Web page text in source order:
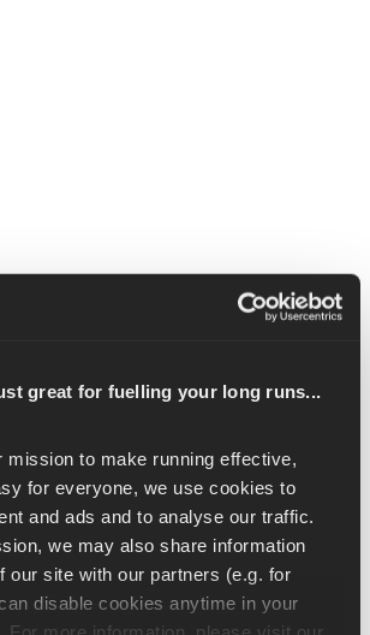
great for fuelling your long runs...
mission to make running effective,
for everyone, we use cookies to
and ads and to analyse our traffic.
we may also share information
our site with our partners (e.g. for
disable cookies anytime in your
traint de latissimus dorsi, trapezius,
op heupbreedte uit elkaar en licht
in een hoek van 45 graden en je armen op
elkaar terwijl je het gewicht van je keuze
trek je de stang naar de onderkant van je
je je ellebogen in een hoek van 45 graden
en diagonaal naar voren naar de vloer voor